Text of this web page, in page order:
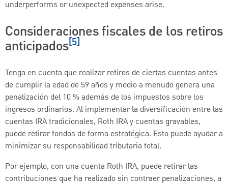
underperforms or unexpected expenses arise.
Consideraciones fiscales de los retiros
anticipados[5]
Tenga en cuenta que realizar retiros de ciertas cuentas antes
de cumplir la edad de 59 años y medio a menudo genera una
penalización del 10 % además de los impuestos sobre los
ingresos ordinarios. Al implementar la diversificación entre las
cuentas IRA tradicionales, Roth IRA y cuentas gravables,
puede retirar fondos de forma estratégica. Esto puede ayudar a
minimizar su responsabilidad tributaria total.
Por ejemplo, con una cuenta Roth IRA, puede retirar las
contribuciones que ha realizado sin contraer penalizaciones, a